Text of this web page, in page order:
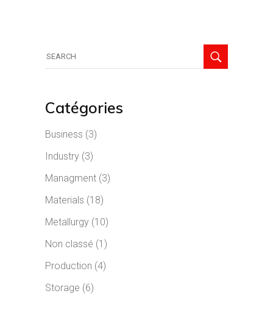
Catégories
Business (3)
Industry (3)
Managment (3)
Materials (18)
Metallurgy (10)
Non classé (1)
Production (4)
Storage (6)